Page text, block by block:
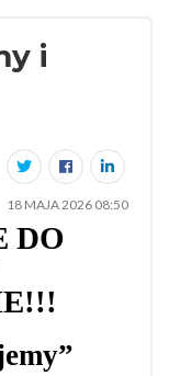
i
18 MAJA 2026 08:50
DO